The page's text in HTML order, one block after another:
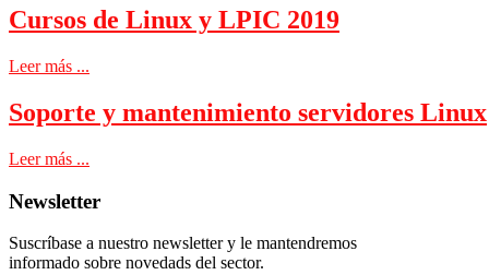
Cursos de Linux y LPIC 2019
Leer más ...
Soporte y mantenimiento servidores Linux
Leer más ...
Newsletter
Suscríbase a nuestro newsletter y le mantendremos
informado sobre novedads del sector.